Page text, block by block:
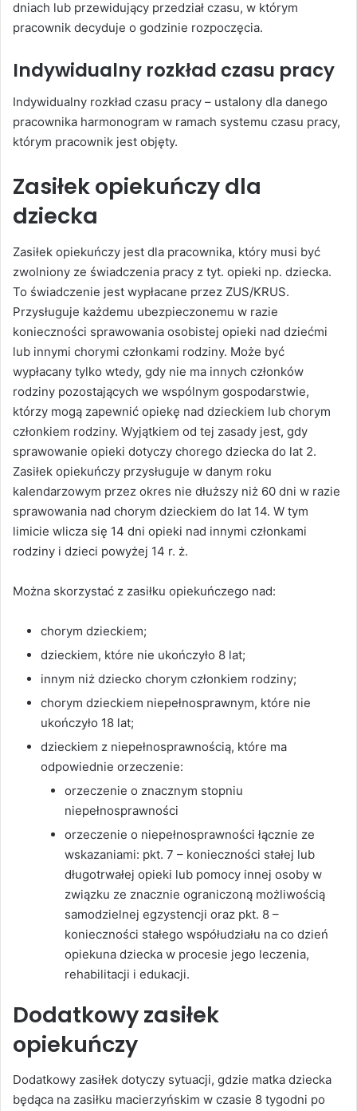
dniach lub przewidujący przedział czasu, w którym
pracownik decyduje o godzinie rozpoczęcia.
Indywidualny rozkład czasu pracy
Indywidualny rozkład czasu pracy – ustalony dla danego
pracownika harmonogram w ramach systemu czasu pracy,
którym pracownik jest objęty.
Zasiłek opiekuńczy dla
dziecka
Zasiłek opiekuńczy jest dla pracownika, który musi być
zwolniony ze świadczenia pracy z tyt. opieki np. dziecka.
To świadczenie jest wypłacane przez ZUS/KRUS.
Przysługuje każdemu ubezpieczonemu w razie
konieczności sprawowania osobistej opieki nad dziećmi
lub innymi chorymi członkami rodziny. Może być
wypłacany tylko wtedy, gdy nie ma innych członków
rodziny pozostających we wspólnym gospodarstwie,
którzy mogą zapewnić opiekę nad dzieckiem lub chorym
członkiem rodziny. Wyjątkiem od tej zasady jest, gdy
sprawowanie opieki dotyczy chorego dziecka do lat 2.
Zasiłek opiekuńczy przysługuje w danym roku
kalendarzowym przez okres nie dłuższy niż 60 dni w razie
sprawowania nad chorym dzieckiem do lat 14. W tym
limicie wlicza się 14 dni opieki nad innymi członkami
rodziny i dzieci powyżej 14 r. ż.
Można skorzystać z zasiłku opiekuńczego nad:
chorym dzieckiem;
dzieckiem, które nie ukończyło 8 lat;
innym niż dziecko chorym członkiem rodziny;
chorym dzieckiem niepełnosprawnym, które nie
ukończyło 18 lat;
dzieckiem z niepełnosprawnością, które ma
odpowiednie orzeczenie:
orzeczenie o znacznym stopniu
niepełnosprawności
orzeczenie o niepełnosprawności łącznie ze
wskazaniami: pkt. 7 – konieczności stałej lub
długotrwałej opieki lub pomocy innej osoby w
związku ze znacznie ograniczoną możliwością
samodzielnej egzystencji oraz pkt. 8 –
konieczności stałego współudziału na co dzień
opiekuna dziecka w procesie jego leczenia,
rehabilitacji i edukacji.
Dodatkowy zasiłek
opiekuńczy
Dodatkowy zasiłek dotyczy sytuacji, gdzie matka dziecka
będąca na zasiłku macierzyńskim w czasie 8 tygodni po